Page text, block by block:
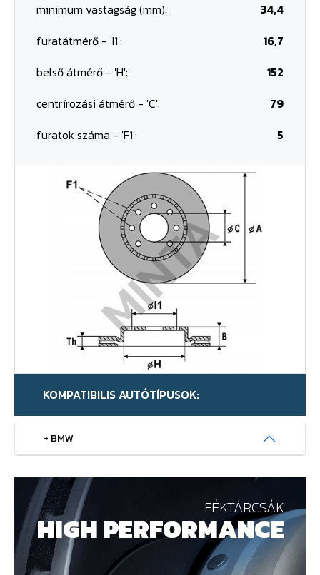
minimum vastagság (mm):
34,4
furatátmérő - 'I1':
16,7
belső átmérő - 'H':
152
centrírozási átmérő - 'C':
79
furatok száma - 'F1':
5
KOMPATIBILIS AUTÓTÍPUSOK:
+ BMW
FÉKTÁRCSÁK
HIGH PERFORMANCE